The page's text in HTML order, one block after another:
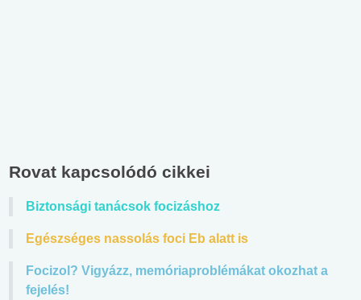
Rovat kapcsolódó cikkei
Biztonsági tanácsok focizáshoz
Egészséges nassolás foci Eb alatt is
Focizol? Vigyázz, memóriaproblémákat okozhat a
fejelés!